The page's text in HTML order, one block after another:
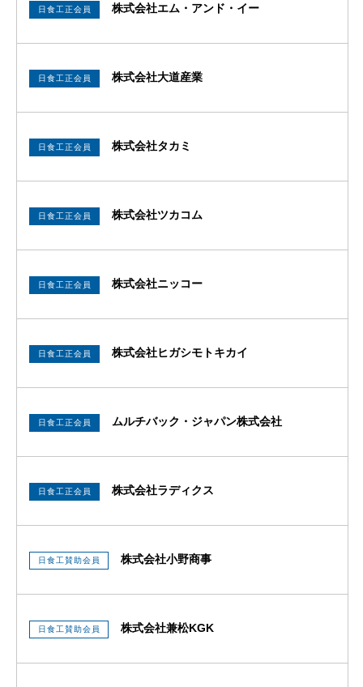
日食工正会員 株式会社エム・アンド・イー
日食工正会員 株式会社大道産業
日食工正会員 株式会社タカミ
日食工正会員 株式会社ツカコム
日食工正会員 株式会社ニッコー
日食工正会員 株式会社ヒガシモトキカイ
日食工正会員 ムルチバック・ジャパン株式会社
日食工正会員 株式会社ラディクス
日食工賛助会員 株式会社小野商事
日食工賛助会員 株式会社兼松KGK